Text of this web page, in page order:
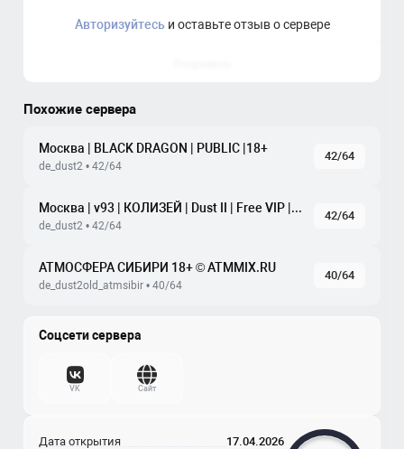
Авторизуйтесьи оставьте отзыв о сервере
Похожие сервера
Москва | BLACK DRAGON | PUBLIC |18+
de_dust2 • 42/64
42/64
Москва | v93 | КОЛИЗЕЙ | Dust II | Free VIP | tickrate 100
de_dust2 • 42/64
42/64
АТМОСФЕРА СИБИРИ 18+ © ATMMIX.RU
de_dust2old_atmsibir • 40/64
40/64
Соцсети сервера
VK Сайт
Дата открытия 17.04.2026